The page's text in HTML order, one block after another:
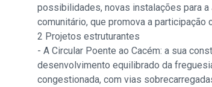
possibilidades, novas instalações para
comunitário, que promova a participação
2 Projetos estruturantes
- A Circular Poente ao Cacém: a sua
desenvolvimento equilibrado da
congestionada, com vias